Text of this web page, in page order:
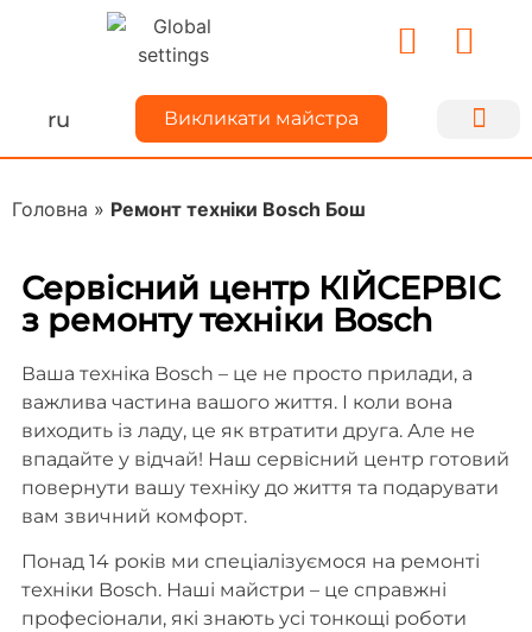
ru Викликати майстра
Головна » Ремонт техніки Bosch Бош
Сервісний центр КІЙСЕРВІС
з ремонту техніки Bosch
Ваша техніка Bosch – це не просто прилади, а
важлива частина вашого життя. І коли вона
виходить із ладу, це як втратити друга. Але не
впадайте у відчай! Наш сервісний центр готовий
повернути вашу техніку до життя та подарувати
вам звичний комфорт.
Понад 14 років ми спеціалізуємося на ремонті
техніки Bosch. Наші майстри – це справжні
професіонали, які знають усі тонкощі роботи